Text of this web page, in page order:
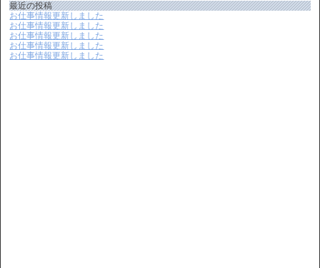
最近の投稿
お仕事情報更新しました
お仕事情報更新しました
お仕事情報更新しました
お仕事情報更新しました
お仕事情報更新しました